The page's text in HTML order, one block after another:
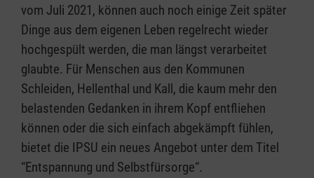
vom Juli 2021, können auch noch einige Zeit später
Dinge aus dem eigenen Leben regelrecht wieder
hochgespült werden, die man längst verarbeitet
glaubte. Für Menschen aus den Kommunen
Schleiden, Hellenthal und Kall, die kaum mehr den
belastenden Gedanken in ihrem Kopf entfliehen
können oder die sich einfach abgekämpft fühlen,
bietet die IPSU ein neues Angebot unter dem Titel
“Entspannung und Selbstfürsorge“.